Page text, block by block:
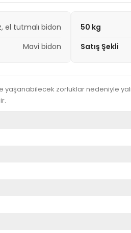
el tutmalı bidon
Mavi bidon
50 kg
Satış Şekli
zorluklar nedeniyle